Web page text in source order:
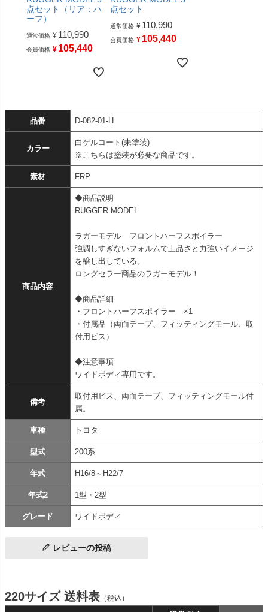
点セット（リア：ハ
ーフ）
通常価格 ¥ 110,990
会員価格 ¥ 105,440
点セット
通常価格 ¥ 110,990
会員価格 ¥ 105,440
品番 D-082-01-H
カラー
白ゲルコート(未塗装)
※こちらは塗装が必要な商品です。
素材 FRP
商品内容
◆商品説明
RUGGER MODEL
ラガーモデル フロントハーフスポイラー
強調しすぎないフォルムで上品さと力強いイメージ
を醸し出している。
ロングセラー商品のラガーモデル！
◆商品詳細
・フロントハーフスポイラー ×1
・付属品（両面テープ、フィッティングモール、取
付用ビス）
◆注意事項
ワイドボディ専用です。
備考
取付用ビス、両面テープ、フィッティングモール付
属。
車種 トヨタ
型式 200系
年式 H16/8～H22/7
年式2 1型・2型
グレード ワイドボディ
レビューの投稿
220サイズ 送料表 （税込）